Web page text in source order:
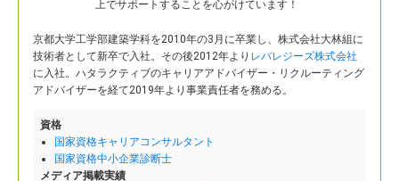
上でサポートすることを心がけています！
京都大学工学部建築学科を2010年の3月に卒業し、株式会社大林組に
技術者として新卒で入社。 その後2012年より レバレジーズ株式会社
に入社。ハタラクティブのキャリアアドバイザー・リクルーティング
アドバイザーを経て2019年より事業責任者を務める。
資格
国家資格キャリアコンサルタント
国家資格中小企業診断士
メディア掲載実績